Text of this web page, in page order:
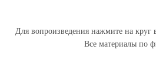
Для вопроизведения нажмите на круг
Все материалы по